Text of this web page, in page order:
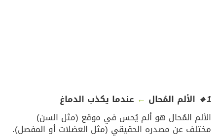
1🔹 الألم المُحال ← عندما يكذب الدماغ
الألم المُحال هو ألم يُحس في موقع (مثل السن)
مختلف عن مصدره الحقيقي (مثل العضلات أو المفصل).